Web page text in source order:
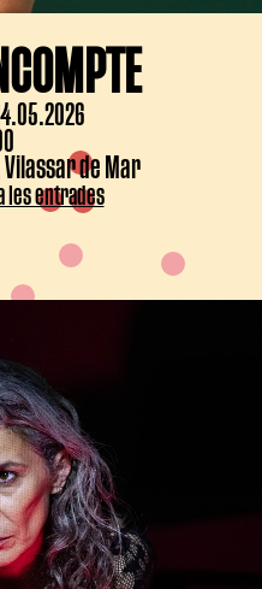
Vilassar de Mar
les entrades